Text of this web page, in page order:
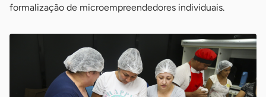
formalização de microempreendedores individuais.